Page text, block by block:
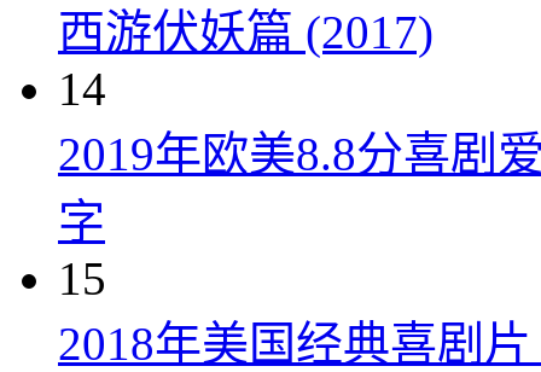
西游伏妖篇 (2017)
14
2019年欧美8.8分喜剧
字
15
2018年美国经典喜剧